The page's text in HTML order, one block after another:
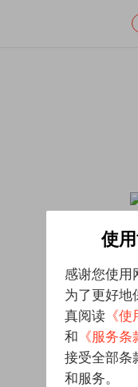
使
感谢您使用
为了更好地
真阅读 《使
和 《服务条
接受全部条
和服务。